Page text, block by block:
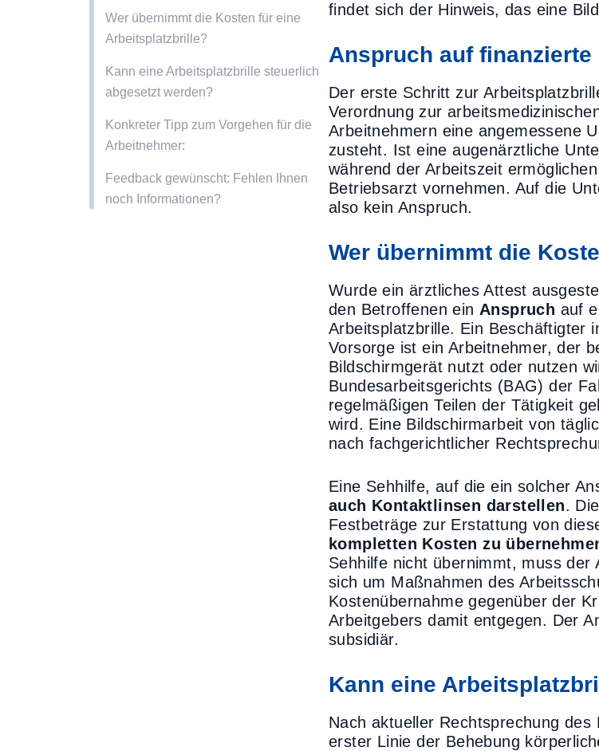
Wer übernimmt die Kosten für eine
Arbeitsplatzbrille?
Kann eine Arbeitsplatzbrille steuerlich
abgesetzt werden?
Konkreter Tipp zum Vorgehen für die
Arbeitnehmer:
Feedback gewünscht: Fehlen Ihnen
noch Informationen?
findet sich der Hinweis, das eine
Anspruch auf
Der erste Schritt zur
Verordnung zur
Arbeitnehmern eine angemessene
zusteht. Ist eine augenärztliche
während der Arbeitszeit
Betriebsarzt vornehmen. Auf die
also kein Anspruch.
Wer übernimmt die
Wurde ein ärztliches Attest
den Betroffenen ein Anspruch auf
Arbeitsplatzbrille. Ein Beschäftigter
Vorsorge ist ein Arbeitnehmer, der
Bildschirmgerät nutzt oder nutzen
Bundesarbeitsgerichts (BAG) der
regelmäßigen Teilen der Tätigkeit
wird. Eine Bildschirmarbeit von
nach fachgerichtlicher
Eine Sehhilfe, auf die ein solcher
auch Kontaktlinsen darstellen.
Festbeträge zur Erstattung von
kompletten Kosten zu
Sehhilfe nicht übernimmt, muss
sich um Maßnahmen des
Kostenübernahme gegenüber der
Arbeitgebers damit entgegen. Der
subsidiär.
Kann eine
Nach aktueller Rechtsprechung
erster Linie der Behebung